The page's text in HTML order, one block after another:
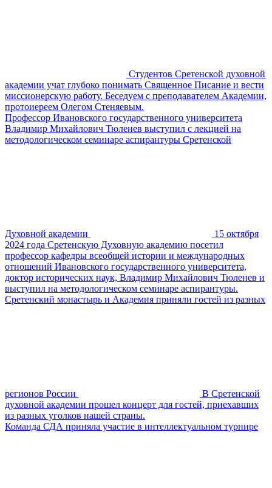
Студентов Сретенской духовной
академии учат глубоко понимать Священное Писание и вести
миссионерскую работу. Беседуем с преподавателем Академии,
протоиереем Олегом Стеняевым.
Профессор Ивановского государственного университета
Владимир Михайлович Тюленев выступил с лекцией на
методологическом семинаре аспирантуры Сретенской
Духовной академии
15 октября
2024 года Сретенскую Духовную академию посетил
профессор кафедры всеобщей истории и международных
отношений Ивановского государственного университета,
доктор исторических наук, Владимир Михайлович Тюленев и
выступил на методологическом семинаре аспирантуры.
Сретенский монастырь и Академия приняли гостей из разных
регионов России
В Сретенской
духовной академии прошел концерт для гостей, приехавших
из разных уголков нашей страны.
Команда СДА приняла участие в интеллектуальном турнире